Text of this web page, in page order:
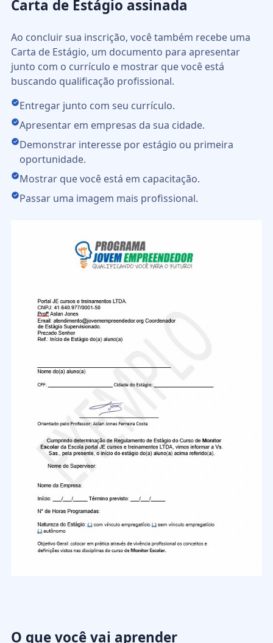
Carta de Estágio assinada
Ao concluir sua inscrição, você também recebe uma
Carta de Estágio, um documento para apresentar
junto com o currículo e mostrar que você está
buscando qualificação profissional.
Entregar junto com seu currículo.
Apresentar em empresas da sua cidade.
Demonstrar interesse por estágio ou primeira
oportunidade.
Mostrar que você está em capacitação.
Passar uma imagem mais profissional.
O que você vai aprender